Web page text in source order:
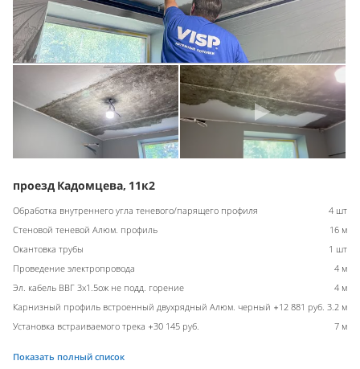
проезд Кадомцева, 11к2
Обработка внутреннего угла теневого/парящего профиля
4 шт
Стеновой теневой Алюм. профиль
16 м
Окантовка трубы
1 шт
Проведение электропровода
4 м
Эл. кабель ВВГ 3х1.5ож не подд. горение
4 м
Карнизный профиль встроенный двухрядный Алюм. черный +12 881 руб. 3.2 м
Установка встраиваемого трека +30 145 руб.
7 м
Показать полный список